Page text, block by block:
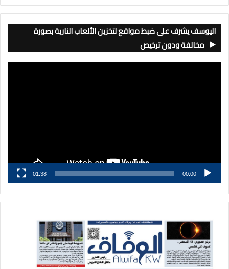
اليوسف يشرف على ضبط مواقع لتخزين الألعاب النارية بصورة
مخالفة ودون ترخيص
00:00
01:38